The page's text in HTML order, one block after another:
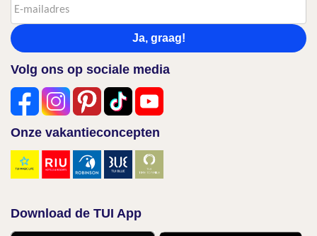
Ja, graag!
Volg ons op sociale media
Onze vakantieconcepten
Download de TUI App